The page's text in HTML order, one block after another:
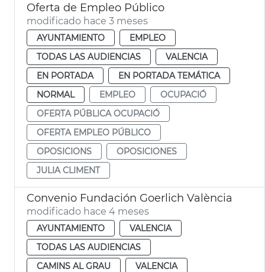
Oferta de Empleo Público
modificado hace 3 meses
AYUNTAMIENTO
EMPLEO
TODAS LAS AUDIENCIAS
VALENCIA
EN PORTADA
EN PORTADA TEMÁTICA
NORMAL
EMPLEO
OCUPACIÓ
OFERTA PÚBLICA OCUPACIÓ
OFERTA EMPLEO PÚBLICO
OPOSICIONS
OPOSICIONES
JULIA CLIMENT
Convenio Fundación Goerlich València
modificado hace 4 meses
AYUNTAMIENTO
VALENCIA
TODAS LAS AUDIENCIAS
CAMINS AL GRAU
VALENCIA